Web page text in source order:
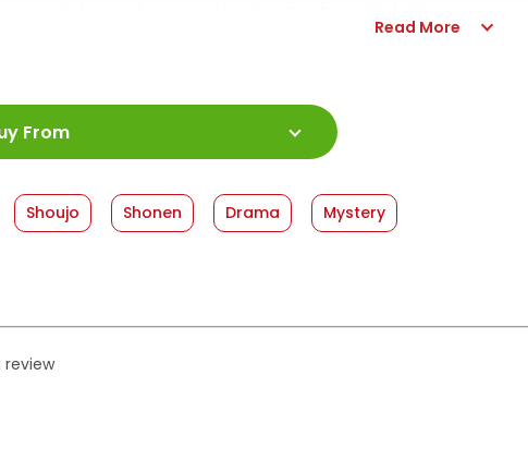
lakukan agar Yakumo bangkit dari keputusasaan?Read More
:
978-623-03-0350-0
Halaman
:
13,2 x 20
Date
:
16 December 2020
: Hardcover
From
Shoujo Shonen Drama Mystery
review